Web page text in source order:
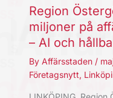
Region
miljoner på
– AI och
By Affärsstaden /
Företagsnytt,